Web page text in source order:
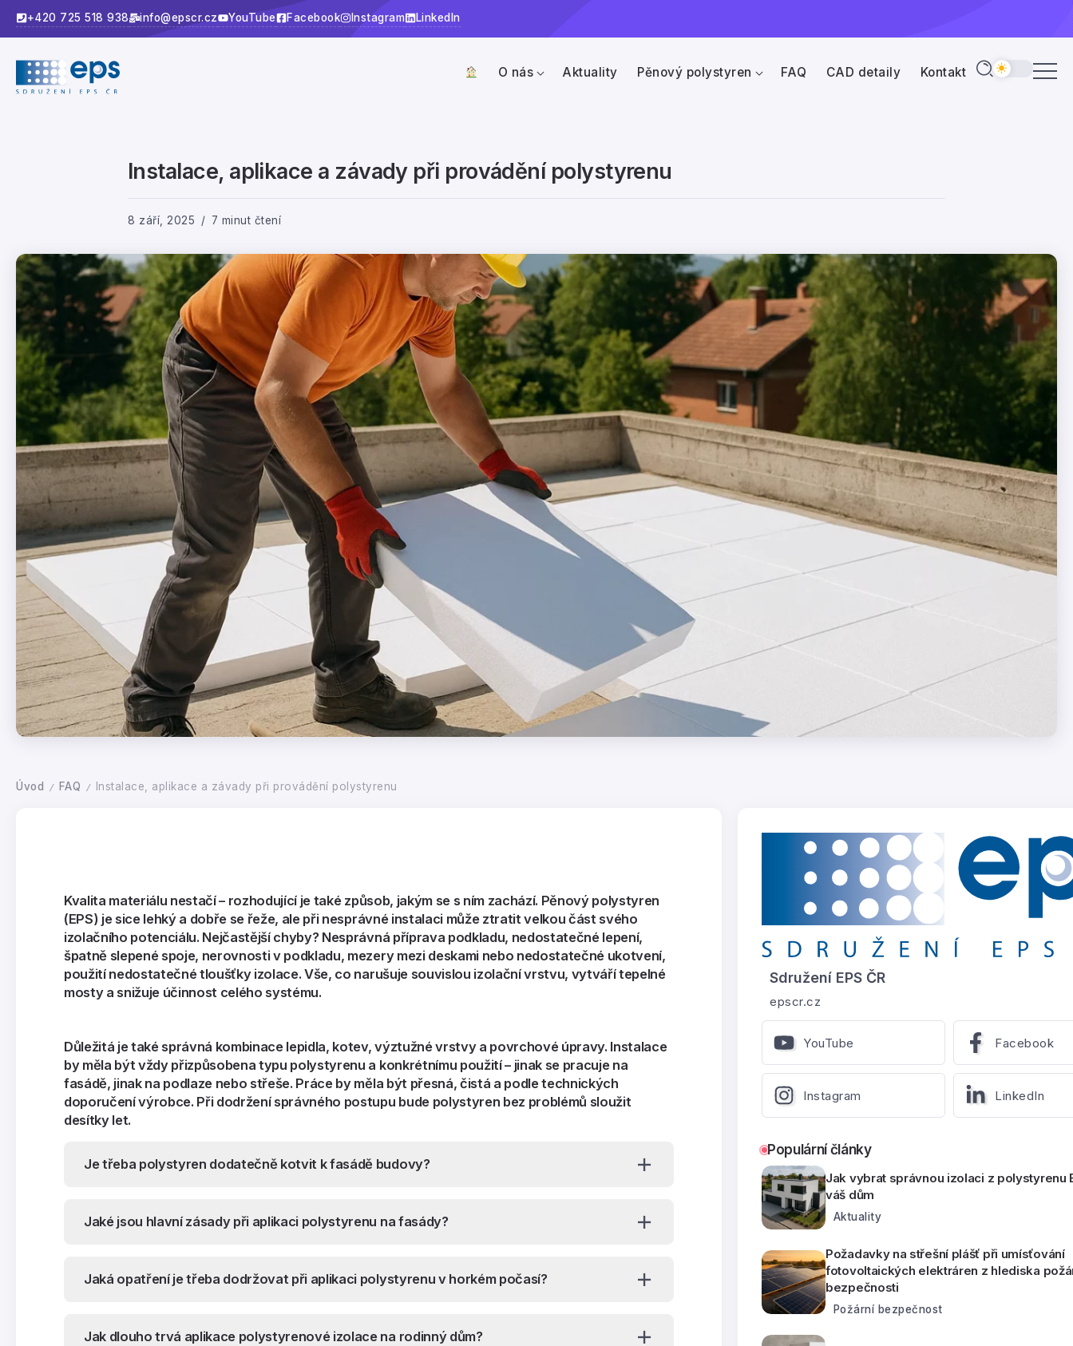
+420 725 518 938 info@epscr.cz YouTube Facebook Instagram LinkedIn
O nás Aktuality Pěnový polystyren FAQ CAD detaily Kontakt
Instalace, aplikace a závady při provádění polystyrenu
8 září, 2025 7 minut čtení
Úvod / FAQ / Instalace, aplikace a závady při provádění polystyrenu
Kvalita materiálu nestačí – rozhodující je také způsob, jakým se s ním zachází. Pěnový polystyren
(EPS) je sice lehký a dobře se řeže, ale při nesprávné instalaci může ztratit velkou část svého
izolačního potenciálu. Nejčastější chyby? Nesprávná příprava podkladu, nedostatečné lepení,
špatně slepené spoje, nerovnosti v podkladu, mezery mezi deskami nebo nedostatečné ukotvení,
použití nedostatečné tloušťky izolace. Vše, co narušuje souvislou izolační vrstvu, vytváří tepelné
mosty a snižuje účinnost celého systému.
Důležitá je také správná kombinace lepidla, kotev, výztužné vrstvy a povrchové úpravy. Instalace
by měla být vždy přizpůsobena typu polystyrenu a konkrétnímu použití – jinak se pracuje na
fasádě, jinak na podlaze nebo střeše. Práce by měla být přesná, čistá a podle technických
doporučení výrobce. Při dodržení správného postupu bude polystyren bez problémů sloužit
desítky let.
Je třeba polystyren dodatečně kotvit k fasádě budovy?
Jaké jsou hlavní zásady při aplikaci polystyrenu na fasády?
Jaká opatření je třeba dodržovat při aplikaci polystyrenu v horkém počasí?
Jak dlouho trvá aplikace polystyrenové izolace na rodinný dům?
Sdružení EPS ČR
epscr.cz
YouTube Facebook
Instagram LinkedIn
Populární články
Jak vybrat správnou izolaci z polystyrenu
váš dům
Aktuality
Požadavky na střešní plášť při umísťování
fotovoltaických elektráren z hlediska
bezpečnosti
Požární bezpečnost